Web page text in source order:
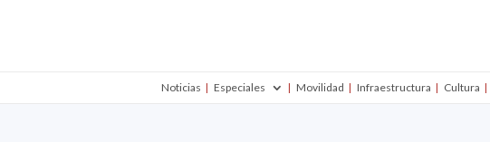
Noticias Especiales Movilidad Infraestructura Cultura